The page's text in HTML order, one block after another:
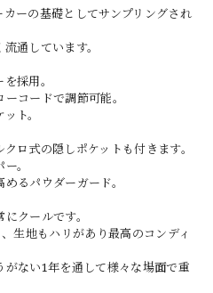
ーの基礎としてサンプリングされ
通しています。
採用。
コードで調節可能。
ト。
ロ式の隠しポケットも付きます。
。
るパウダーガード。
クールです。
生地もハリがあり最高のコンディ
ない1年を通して様々な場面で重